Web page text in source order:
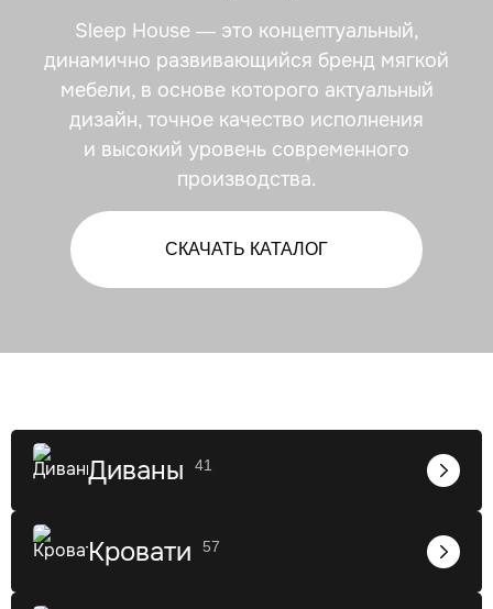
Sleep House — это концептуальный,
динамично развивающийся бренд мягкой
мебели, в основе которого актуальный
дизайн, точное качество исполнения
и высокий уровень современного
производства.
СКАЧАТЬ КАТАЛОГ
Диваны 41
Кровати 57